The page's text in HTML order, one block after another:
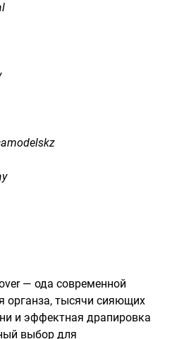
— ода современной
органза, тысячи сияющих
и эффектная драпировка
выбор для